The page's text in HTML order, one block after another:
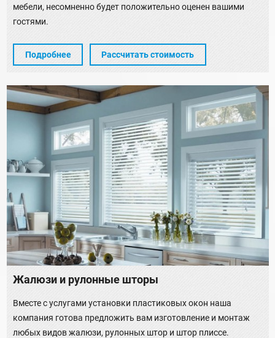
мебели, несомненно будет положительно оценен вашими
гостями.
Подробнее Рассчитать стоимость
Жалюзи и рулонные шторы
Вместе с услугами установки пластиковых окон наша
компания готова предложить вам изготовление и монтаж
любых видов жалюзи, рулонных штор и штор плиссе.